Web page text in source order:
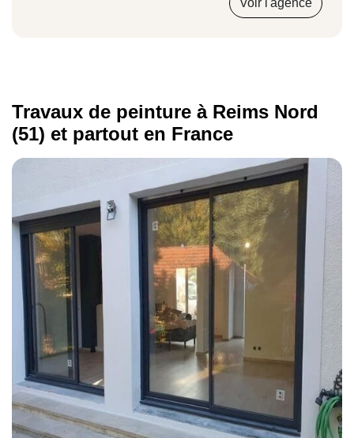
Peinture au rouleau sur un parement
30 €/m²
Reprise de la peinture des murs
Pose de papier peint
Travaux de peinture à Reims Nord
(51) et partout en France